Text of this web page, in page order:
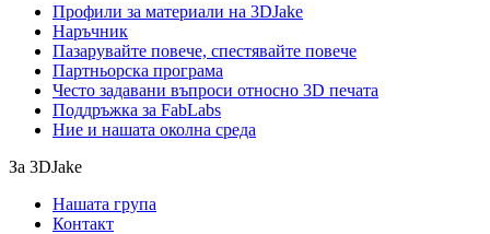
Профили за материали на 3DJake
Наръчник
Пазарувайте повече, спестявайте повече
Партньорска програма
Често задавани въпроси относно 3D печата
Поддръжка за FabLabs
Ние и нашата околна среда
За 3DJake
Нашата група
Контакт